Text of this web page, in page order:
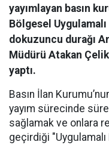
yayımlayan basın
Bölgesel
dokuzuncu durağı
Müdürü Atakan
yaptı.
Basın İlan
yayım sürecinde
sağlamak ve onlara
geçirdiği